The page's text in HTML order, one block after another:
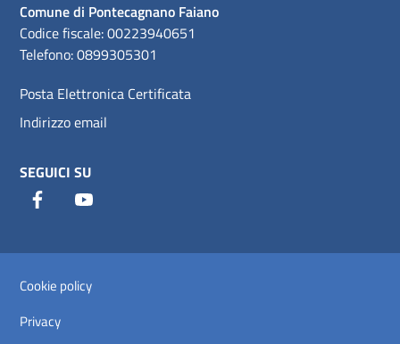
Comune di Pontecagnano Faiano
Codice fiscale: 00223940651
Telefono: 0899305301
Posta Elettronica Certificata
Indirizzo email
SEGUICI SU
Facebook
Cookie policy
Privacy